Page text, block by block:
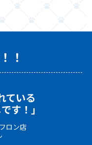
！
ている
す！」
ロン店